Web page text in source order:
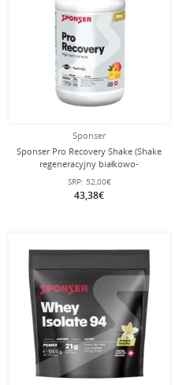
Sponser
Sponser Pro Recovery Shake (Shake
regeneracyjny białkowo-
węglowodanowy, 44–50%
zawartości białka) Mango 800g
puszka
SRP: 52,00€
43,38€